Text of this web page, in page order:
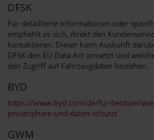
DFSK
Für detaillierte Informationen oder
empfiehlt es sich, direkt den
kontaktieren. Dieser kann Auskunft
DFSK den EU Data Act umsetzt und
den Zugriff auf Fahrzeugdaten bestehen.
BYD
https://www.byd.com/de/fur-besitzer/
privatsphare-und-daten-schutzt
GWM